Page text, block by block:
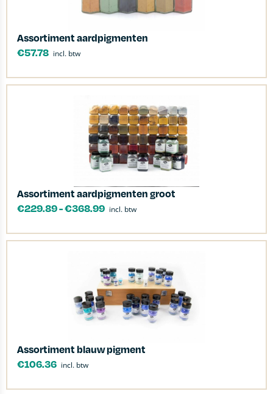
Assortiment aardpigmenten
€57.78 incl. btw
Assortiment aardpigmenten groot
€229.89-€368.99 incl. btw
Assortiment blauw pigment
€106.36 incl. btw